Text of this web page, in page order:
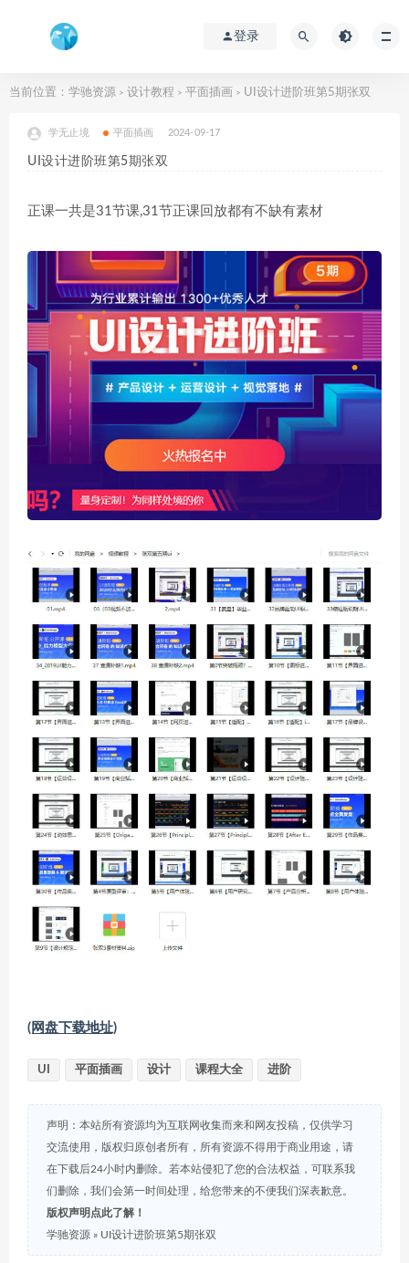
登录
当前位置： 学驰资源 > 设计教程 > 平面插画 > UI设计进阶班第5期张双
学无止境 平面插画 2024-09-17
UI设计进阶班第5期张双
正课一共是31节课,31节正课回放都有不缺有素材
(网盘下载地址)
UI 平面插画 设计 课程大全 进阶
声明：本站所有资源均为互联网收集而来和网友投稿，仅供学习
交流使用，版权归原创者所有，所有资源不得用于商业用途，请
在下载后24小时内删除。若本站侵犯了您的合法权益，可联系我
们删除，我们会第一时间处理，给您带来的不便我们深表歉意。
版权声明点此了解！
学驰资源 » UI设计进阶班第5期张双